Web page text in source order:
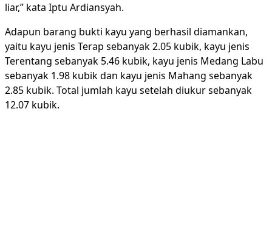
liar,” kata Iptu Ardiansyah.
Adapun barang bukti kayu yang berhasil diamankan,
yaitu kayu jenis Terap sebanyak 2.05 kubik, kayu jenis
Terentang sebanyak 5.46 kubik, kayu jenis Medang Labu
sebanyak 1.98 kubik dan kayu jenis Mahang sebanyak
2.85 kubik. Total jumlah kayu setelah diukur sebanyak
12.07 kubik.